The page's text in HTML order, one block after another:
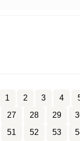
1 2 3 4
27 28 29
51 52 53